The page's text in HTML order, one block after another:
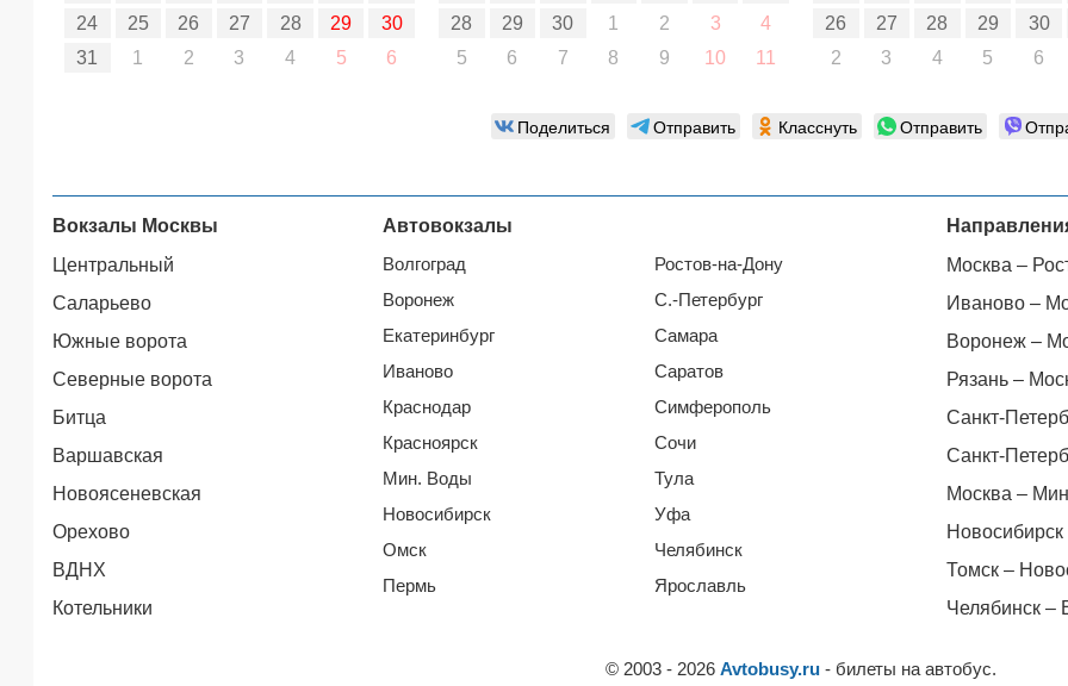
24
25 26 27 28 29
30
31
1 2 3 4 5 6
28
29 30 1 2 3
4
5
6 7 8 9 10 11
26
27 28 29
30
2
3 4 5 6
Поделиться Отправить Класснуть Отправить
Вокзалы Москвы
Центральный
Саларьево
Южные ворота
Северные ворота
Битца
Варшавская
Новоясеневская
Орехово
ВДНХ
Котельники
Автовокзалы
Волгоград
Воронеж
Екатеринбург
Иваново
Краснодар
Красноярск
Мин. Воды
Новосибирск
Омск
Пермь
Ростов-на-Дону
С.-Петербург
Самара
Саратов
Симферополь
Сочи
Тула
Уфа
Челябинск
Ярославль
Москва –
Иваново –
Воронеж –
Рязань –
Санкт-
Санкт-
Москва –
Томск –
Челябинск –
© 2003 - 2026 Avtobusy.ru - билеты на автобус.